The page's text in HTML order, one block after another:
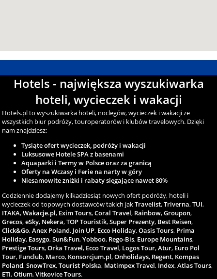
Hotels - największa wyszukiwarka
hoteli, wycieczek i wakacji
Hotels.pl to wyszukiwarka hoteli, noclegów, wycieczek i wakacji ze
wszystkich biur podróży, touroperatorów i klubów travelowych. Dzięki
nam znajdziesz:
Tysiąte ofert wycieczek, podróży i wakacji
Luksusowe Hotele SPA z basenami
Aquaparki i Termy w Polsce oraz za granicą
Oferty na Wczasy i Ferie na narty w góry
Niesamowite zniżki i rabaty sięgające nawet 80%
Codziennie dodajemy kilkadziesiąt nowych ofert podróży, hoteli i
wycieczek od topowych dostawców takich jakTravelist,Triverna,TUI,
ITAKA,Wakacje.pl, Exim Tours,Coral Travel, Rainbow,Groupon,
Grecos,eSky, Nekera,TOP Touristik,Super Prezenty, Best Reisen,
Click&Go,Anex Poland, Join UP, Ecco Holiday,Oasis Tours, Prima
Holiday, Easygo,Sun&Fun,Yobboo, Rego-Bis, Europe Mountains,
Prestige Tours,Orka Travel, Ecco Travel, Logos Tour,Atur, Euro Pol
Tour, Funclub, Marco, Konsorcjum.pl,Onholidays, Regent, Kompas
Poland,SnowTrex,Tourist Polska, Matimpex Travel, Index,Atlas Tours,
ETI,Otium,Vitkovice Tours.